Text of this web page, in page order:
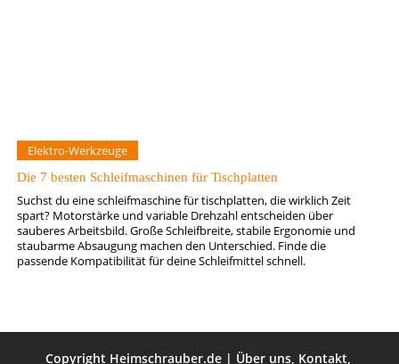
Elektro-Werkzeuge
Die 7 besten Schleifmaschinen für Tischplatten
Suchst du eine schleifmaschine für tischplatten, die wirklich Zeit
spart? Motorstärke und variable Drehzahl entscheiden über
sauberes Arbeitsbild. Große Schleifbreite, stabile Ergonomie und
staubarme Absaugung machen den Unterschied. Finde die
passende Kompatibilität für deine Schleifmittel schnell.
Copyright Heimschrauber.de | Über uns, Kontakt,